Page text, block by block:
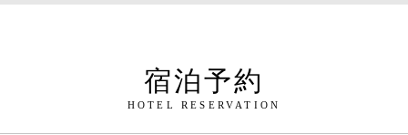
宿泊予約
HOTEL RESERVATION